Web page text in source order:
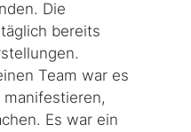
Die
bereits
Team war es
Es war ein